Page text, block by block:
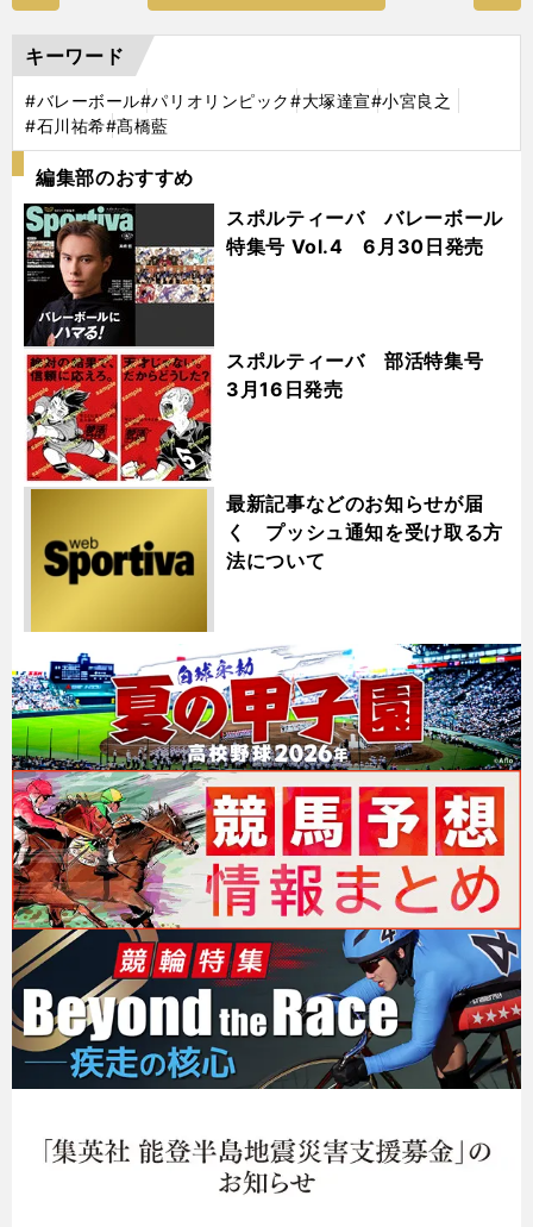
キーワード
#バレーボール#パリオリンピック#大塚達宣#小宮良之
#石川祐希#髙橋藍
編集部のおすすめ
スポルティーバ バレーボール
特集号 Vol.4 6月30日発売
スポルティーバ 部活特集号
3月16日発売
最新記事などのお知らせが届
く プッシュ通知を受け取る方
法について